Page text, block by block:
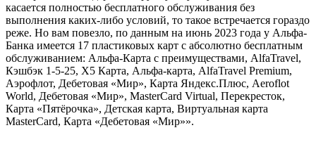
касается полностью бесплатного обслуживания без
выполнения каких-либо условий, то такое встречается гораздо
реже. Но вам повезло, по данным на июнь 2023 года у Альфа-
Банка имеется 17 пластиковых карт с абсолютно бесплатным
обслуживанием: Альфа-Карта с преимуществами, AlfaTravel,
Кэшбэк 1-5-25, Х5 Карта, Альфа-карта, AlfaTravel Premium,
Аэрофлот, Дебетовая «Мир», Карта Яндекс.Плюс, Aeroflot
World, Дебетовая «Мир», MasterCard Virtual, Перекресток,
Карта «Пятёрочка», Детская карта, Виртуальная карта
MasterCard, Карта «Дебетовая «Мир»».